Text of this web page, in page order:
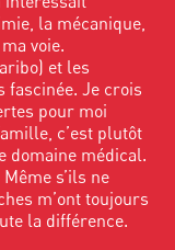
la mécanique,
voie.
et les
fascinée. Je crois
pour moi
c’est plutôt
domaine médical.
s’ils ne
m’ont toujours
la différence.